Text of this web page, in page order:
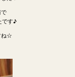
です♪
ね☆